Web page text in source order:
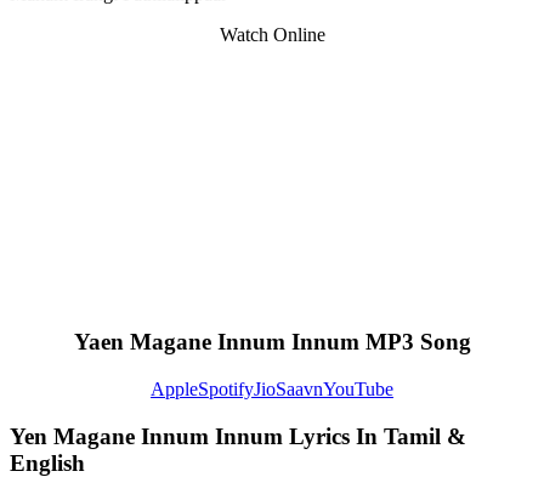
Watch Online
Yaen Magane Innum Innum MP3 Song
AppleSpotifyJioSaavnYouTube
Yen Magane Innum Innum Lyrics In Tamil &
English